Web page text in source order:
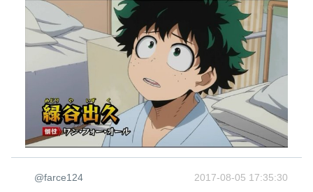
@farce124 2017-08-05 17:35:30